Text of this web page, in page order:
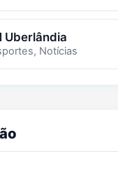
Uberlândia
Notícias